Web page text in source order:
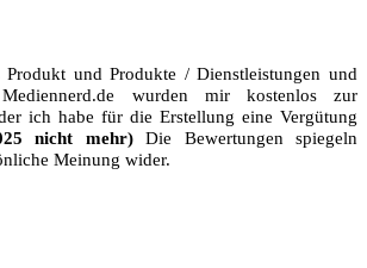
Produkt und Produkte / Dienstleistungen und
wurden mir kostenlos zur
ich habe für die Erstellung eine Vergütung
nicht mehr)Die Bewertungen spiegeln
Meinung wider.